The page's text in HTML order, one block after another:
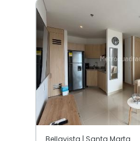
Bellavista | Santa Marta